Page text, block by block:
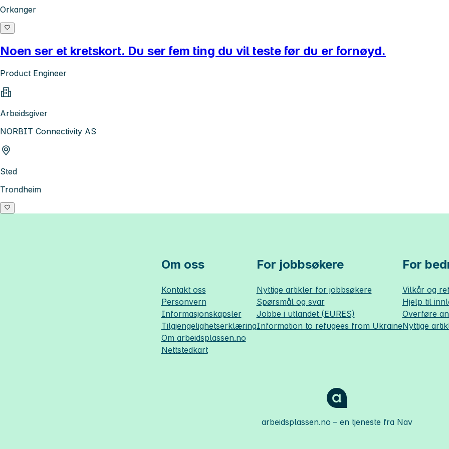
Orkanger
Noen ser et kretskort. Du ser fem ting du vil teste før du er fornøyd.
Product Engineer
Arbeidsgiver
NORBIT Connectivity AS
Sted
Trondheim
Om oss
Kontakt oss
Personvern
Informasjonskapsler
Tilgjengelighetserklæring
Om arbeidsplassen.no
Nettstedkart
For jobbsøkere
Nyttige artikler for jobbsøkere
Spørsmål og svar
Jobbe i utlandet (EURES)
Information to refugees from Ukraine
For
Vilkår og
Hjelp til
Overføre
Nyttige
arbeidsplassen.no – en tjeneste fra Nav